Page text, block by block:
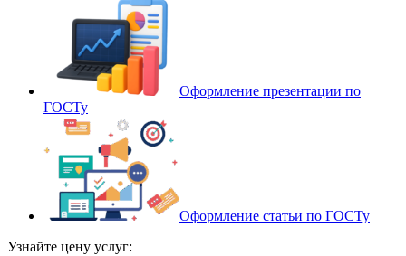
Оформление презентации по
ГОСТу
Оформление статьи по ГОСТу
Узнайте цену услуг: